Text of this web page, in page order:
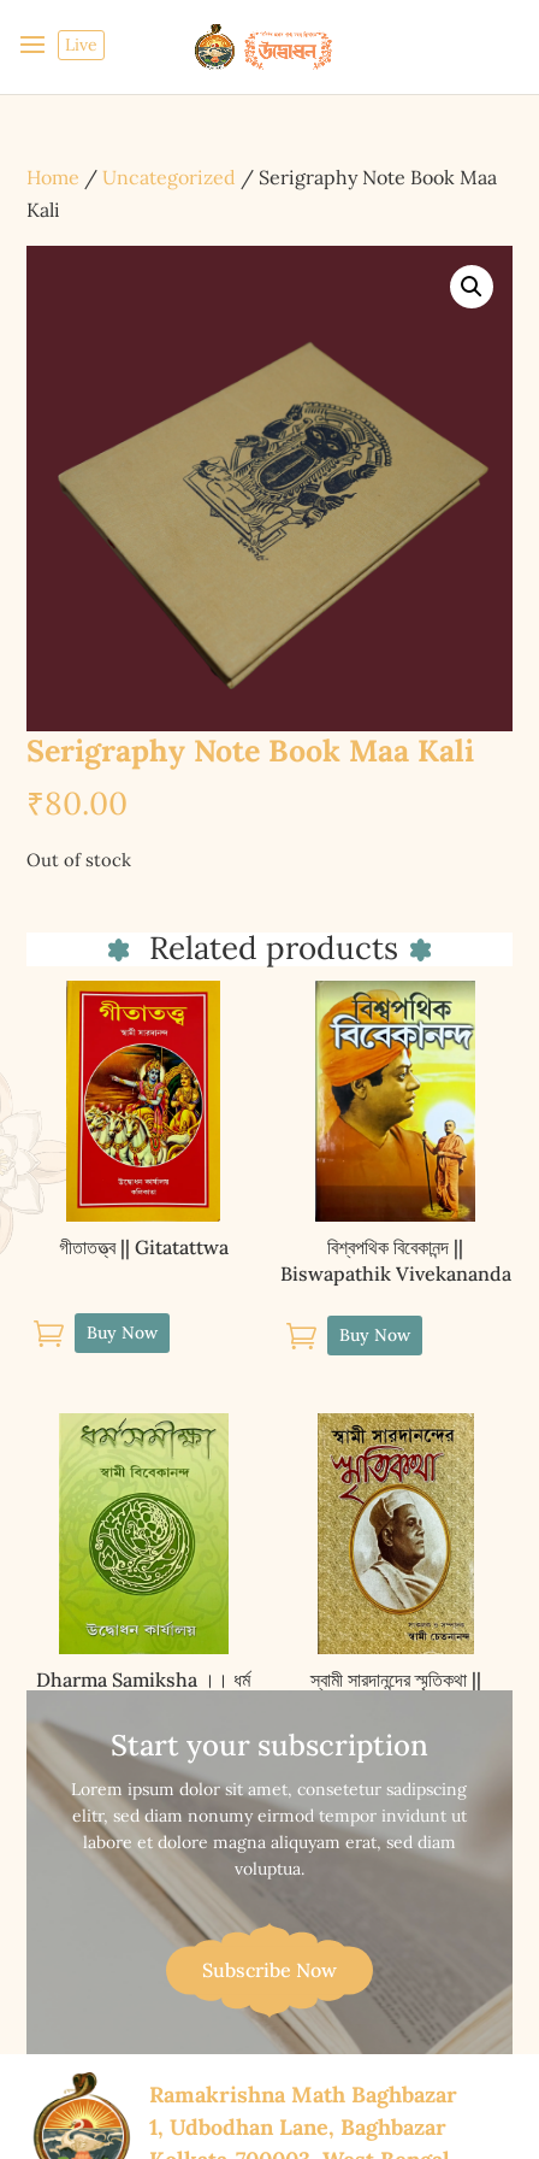
Live
Home /Uncategorized / Serigraphy Note Book Maa
Kali
Serigraphy Note Book Maa Kali
₹80.00
Out of stock
Related products
গীতাতত্ত্ব || Gitatattwa
 Buy Now
বিশ্বপথিক বিবেকানন্দ ||
Biswapathik Vivekananda
 Buy Now
Dharma Samiksha ।। ধৰ্ম
 Buy Now
স্বামী সারদানন্দের স্মৃতিকথা ||
Smritikatha
Buy Now
Start your subscription
Lorem ipsum dolor sit amet, consetetur sadipscing
elitr, sed diam nonumy eirmod tempor invidunt ut
labore et dolore magna aliquyam erat, sed diam
voluptua.
Subscribe Now
Ramakrishna Math Baghbazar
1, Udbodhan Lane, Baghbazar